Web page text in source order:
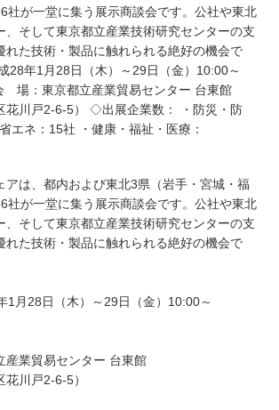
社が一堂に集う展示商談会です。公社や東北
、そして東京都立産業技術研究センターの支
れた技術・製品に触れられる絶好の機会で
年1月28日（木）～29日（金）10:00～
場：東京都立産業貿易センター 台東館
2-6-5） ◇出展企業数： ・防災・防
エネ：15社 ・健康・福祉・医療：
アは、都内および東北3県（岩手・宮城・福
社が一堂に集う展示商談会です。公社や東北
、そして東京都立産業技術研究センターの支
れた技術・製品に触れられる絶好の機会で
月28日（木）～29日（金）10:00～
業貿易センター 台東館
戸2-6-5）